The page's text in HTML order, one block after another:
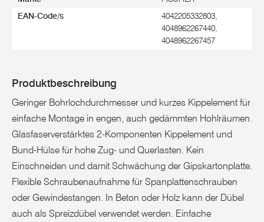
EAN-Code/s
4042205332803,
4048962267440,
4048962267457
Produktbeschreibung
Geringer Bohrlochdurchmesser und kurzes Kippelement für
einfache Montage in engen, auch gedämmten Hohlräumen.
Glasfaserverstärktes 2-Komponenten Kippelement und
Bund-Hülse für hohe Zug- und Querlasten. Kein
Einschneiden und damit Schwächung der Gipskartonplatte.
Flexible Schraubenaufnahme für Spanplattenschrauben
oder Gewindestangen. In Beton oder Holz kann der Dübel
auch als Spreizdübel verwendet werden. Einfache